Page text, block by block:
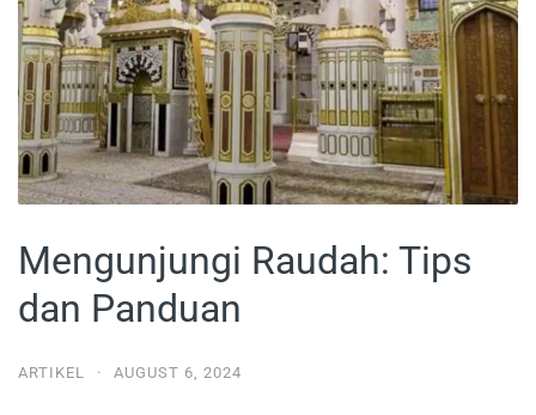
Mengunjungi Raudah: Tips
dan Panduan
ARTIKEL · AUGUST 6, 2024